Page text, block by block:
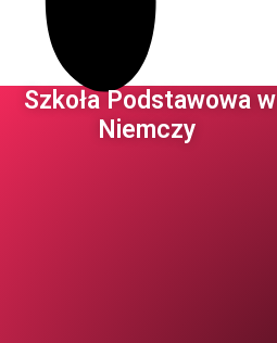
Szkoła Podstawowa w
Niemczy ​